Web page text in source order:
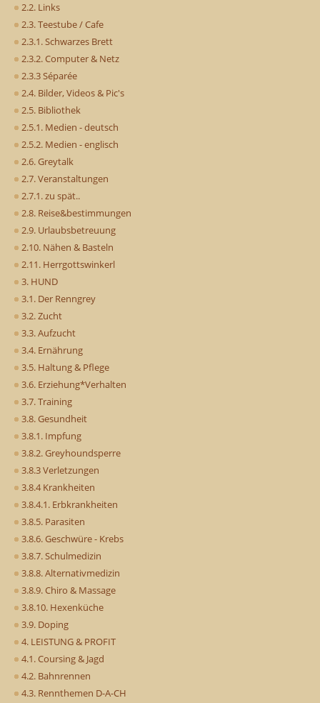
2.2. Links
2.3. Teestube / Cafe
2.3.1. Schwarzes Brett
2.3.2. Computer & Netz
2.3.3 Séparée
2.4. Bilder, Videos & Pic's
2.5. Bibliothek
2.5.1. Medien - deutsch
2.5.2. Medien - englisch
2.6. Greytalk
2.7. Veranstaltungen
2.7.1. zu spät..
2.8. Reise&bestimmungen
2.9. Urlaubsbetreuung
2.10. Nähen & Basteln
2.11. Herrgottswinkerl
3. HUND
3.1. Der Renngrey
3.2. Zucht
3.3. Aufzucht
3.4. Ernährung
3.5. Haltung & Pflege
3.6. Erziehung*Verhalten
3.7. Training
3.8. Gesundheit
3.8.1. Impfung
3.8.2. Greyhoundsperre
3.8.3 Verletzungen
3.8.4 Krankheiten
3.8.4.1. Erbkrankheiten
3.8.5. Parasiten
3.8.6. Geschwüre - Krebs
3.8.7. Schulmedizin
3.8.8. Alternativmedizin
3.8.9. Chiro & Massage
3.8.10. Hexenküche
3.9. Doping
4. LEISTUNG & PROFIT
4.1. Coursing & Jagd
4.2. Bahnrennen
4.3. Rennthemen D-A-CH